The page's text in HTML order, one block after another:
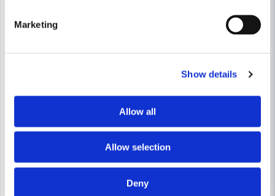
Marketing
Show details
Allow all
Allow selection
Deny